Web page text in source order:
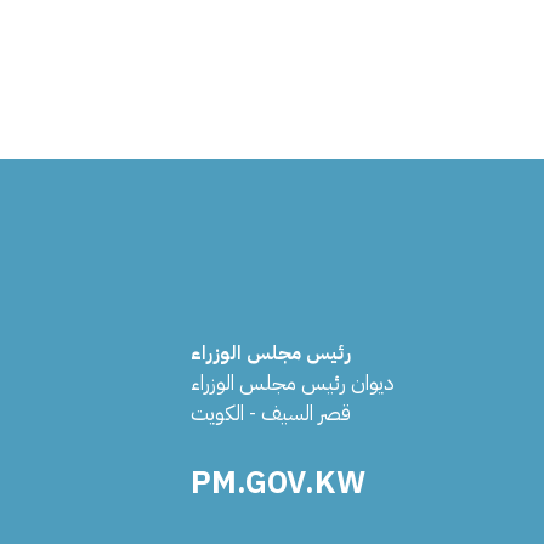
رئيس مجلس الوزراء
ديوان رئيس مجلس الوزراء
قصر السيف - الكويت
PM.GOV.KW